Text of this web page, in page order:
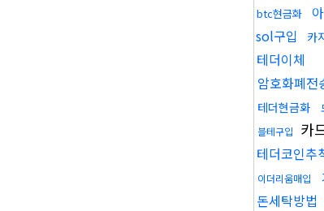
btc현금화
sol구입 카
테더이체
암호화폐전
테더현금화
블테구입 카
테더코인추
이더리움매입
돈세탁방법